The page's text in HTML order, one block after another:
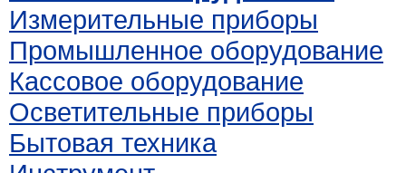
Измерительные приборы
Промышленное оборудование
Кассовое оборудование
Осветительные приборы
Бытовая техника